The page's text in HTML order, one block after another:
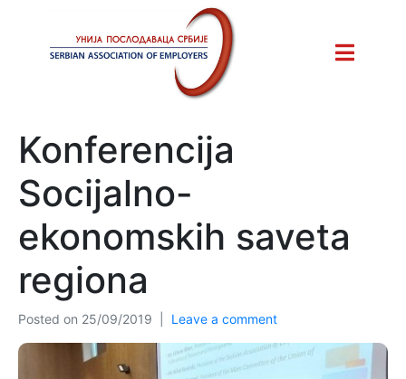
Konferencija
Socijalno-
ekonomskih saveta
regiona
Posted on 25/09/2019 Leave a comment